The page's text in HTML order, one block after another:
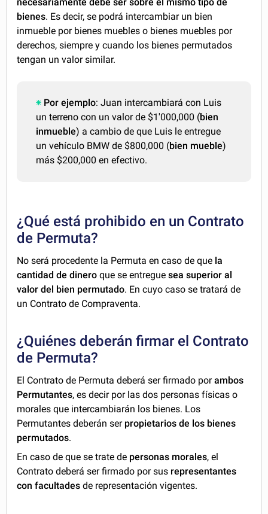
necesariamente debe ser sobre el mismo tipo de
bienes. Es decir, se podrá intercambiar un bien
inmueble por bienes muebles o bienes muebles por
derechos, siempre y cuando los bienes permutados
tengan un valor similar.
Por ejemplo: Juan intercambiará con Luis
un terreno con un valor de $1'000,000 (bien
inmueble) a cambio de que Luis le entregue
un vehículo BMW de $800,000 (bien mueble)
más $200,000 en efectivo.
¿Qué está prohibido en un Contrato
de Permuta?
No será procedente la Permuta en caso de que la
cantidad de dinero que se entreguesea superior al
valor del bien permutado. En cuyo caso se tratará de
un Contrato de Compraventa.
¿Quiénes deberán firmar el Contrato
de Permuta?
El Contrato de Permuta deberá ser firmado porambos
Permutantes, es decir por las dos personas físicas o
morales que intercambiarán los bienes. Los
Permutantes deberán ser propietarios de los bienes
permutados.
En caso de que se trate de personas morales, el
Contrato deberá ser firmado por sus representantes
con facultades de representación vigentes.